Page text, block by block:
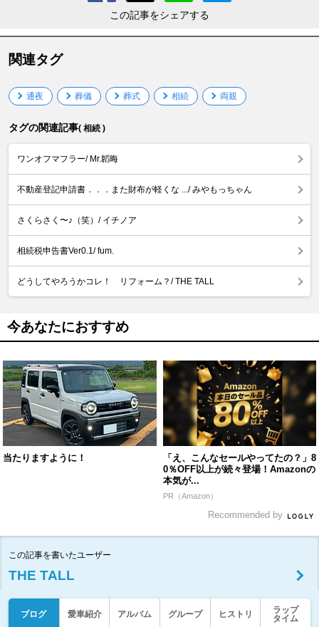
この記事をシェアする
関連タグ
通夜 葬儀 葬式 相続 両親
タグの関連記事( 相続 )
ワンオフマフラー/ Mr.韜晦
不動産登記申請書．．．また財布が軽くな .../ みやもっちゃん
さくらさく〜♪（笑）/ イチノア
相続税申告書Ver0.1/ fum.
どうしてやろうかコレ！ リフォーム？/ THE TALL
今あなたにおすすめ
当たりますように！
「え、こんなセールやってたの？」8
0％OFF以上が続々登場！Amazonの
本気が...
PR（Amazon）
Recommended by
この記事を書いたユーザー
THE TALL
ブログ 愛車紹介 アルバム グループ ヒストリ
ラップ
タイム